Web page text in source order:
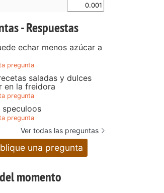
Alitas de pollo
marinadas al
receta
- Respuestas
echar menos azúcar a
pregunta
saladas y dulces
en la freidora
pregunta
pregunta
Ver todas las preguntas
una pregunta
momento